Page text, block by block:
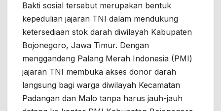
Bakti sosial tersebut merupakan bentuk
kepedulian jajaran TNI dalam mendukung
ketersediaan stok darah diwilayah Kabupaten
Bojonegoro, Jawa Timur. Dengan
menggandeng Palang Merah Indonesia (PMI)
jajaran TNI membuka akses donor darah
langsung bagi warga diwilayah Kecamatan
Padangan dan Malo tanpa harus jauh-jauh